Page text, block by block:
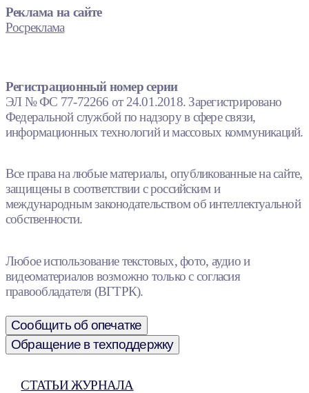
Реклама на сайте
Росреклама
Регистрационный номер серии
ЭЛ № ФС 77-72266 от 24.01.2018. Зарегистрировано
Федеральной службой по надзору в сфере связи,
информационных технологий и массовых коммуникаций.
Все права на любые материалы, опубликованные на сайте,
защищены в соответствии с российским и
международным законодательством об интеллектуальной
собственности.
Любое использование текстовых, фото, аудио и
видеоматериалов возможно только с согласия
правообладателя (ВГТРК).
Сообщить об опечатке
Обращение в техподдержку
СТАТЬИ ЖУРНАЛА